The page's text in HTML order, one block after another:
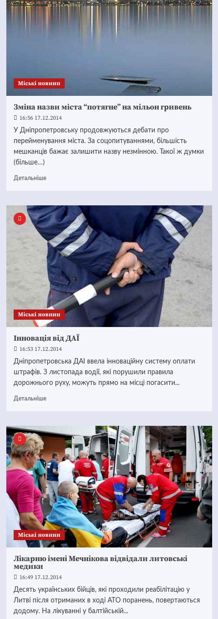
Mіські новини
Зміна назви міста “потягне” на мільон гривень
16:56 17.12.2014
У Дніпропетровську продовжуються дебати про
перейменування міста. За соцопитуваннями, більшість
мешканців бажає залишити назву незмінною. Такої ж думки
(більше…)
Детальніше
Mіські новини
Інновація від ДАЇ
16:53 17.12.2014
Дніпропетровська ДАІ ввела інноваційну систему оплати
штрафів. З листопада водії, які порушили правила
дорожнього руху, можуть прямо на місці погасити...
Детальніше
Mіські новини
Лікарню імені Мечнікова відвідали литовські
медики
16:49 17.12.2014
Десять українських бійців, які проходили реабілітацію у
Литві після отриманих в ході АТО поранень, повертаються
додому. На лікуванні у балтійській...